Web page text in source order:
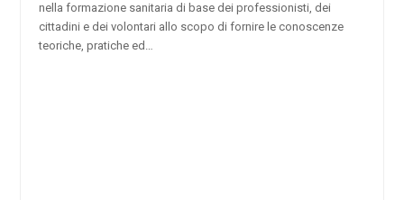
nella formazione sanitaria di base dei professionisti, dei
cittadini e dei volontari allo scopo di fornire le conoscenze
teoriche, pratiche ed…